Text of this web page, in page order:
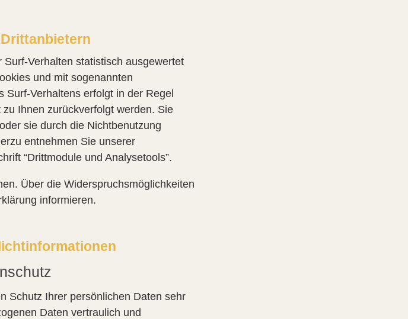
Verhalten statistisch ausgewertet
und mit sogenannten
Verhaltens erfolgt in der Regel
Ihnen zurückverfolgt werden. Sie
sie durch die Nichtbenutzung
entnehmen Sie unserer
“Drittmodule und Analysetools”.
Über die Widerspruchsmöglichkeiten
informieren.
Schutz Ihrer persönlichen Daten sehr
Daten vertraulich und